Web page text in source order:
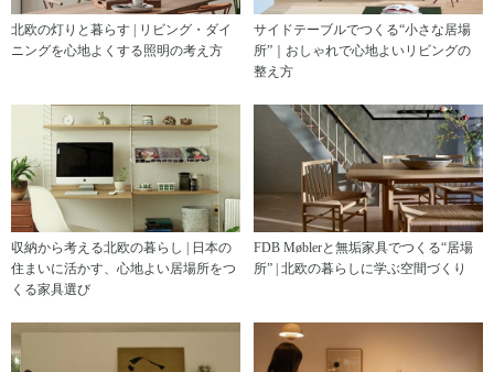
北欧の灯りと暮らす | リビング・ダイ
ニングを心地よくする照明の考え方
サイドテーブルでつくる“小さな居場
所”｜おしゃれで心地よいリビングの
整え方
収納から考える北欧の暮らし | 日本の
住まいに活かす、心地よい居場所をつ
くる家具選び
FDB Møblerと無垢家具でつくる“居場
所” | 北欧の暮らしに学ぶ空間づくり